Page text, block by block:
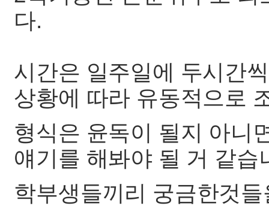
다.
시간은 일주일에 두시간
상황에 따라 유동적으로
형식은 윤독이 될지 아니
얘기를 해봐야 될 거 같습
학부생들끼리 궁금한것